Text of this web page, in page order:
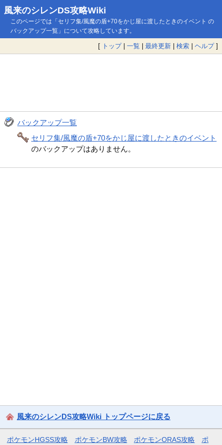
風来のシレンDS攻略Wiki
このページでは「セリフ集/風魔の盾+70をかじ屋に渡したときのイベント の
バックアップ一覧」について攻略しています。
[ トップ| 一覧 | 最終更新 | 検索 | ヘルプ]
バックアップ一覧
セリフ集/風魔の盾+70をかじ屋に渡したときのイベント
のバックアップはありません。
風来のシレンDS攻略Wiki トップページに戻る
ポケモンHGSS攻略 ポケモンBW攻略 ポケモンORAS攻略 ポ